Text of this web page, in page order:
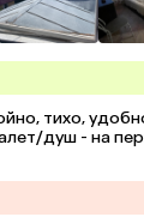
тихо,
душ - на